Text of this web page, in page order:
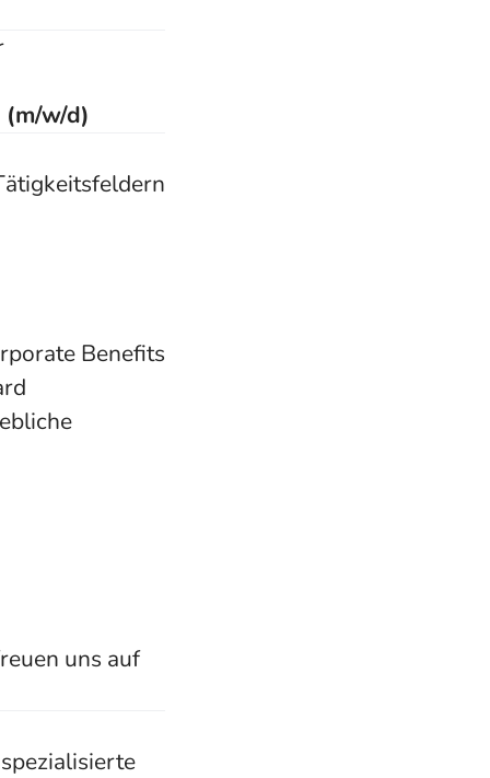
(m/w/d)
Benefits
uns auf